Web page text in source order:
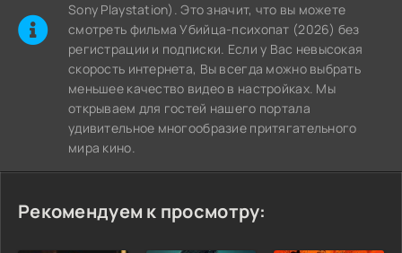
Sony Playstation). Это значит, что вы можете
cмотреть фильма Убийца-психопат (2026) без
регистрации и подписки. Если у Вас невысокая
скорость интернета, Вы всегда можно выбрать
меньшее качество видео в настройках. Мы
открываем для гостей нашего портала
удивительное многообразие притягательного
мира кино.
Рекомендуем к просмотру: